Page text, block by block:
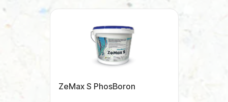
ZeMax S PhosBoron